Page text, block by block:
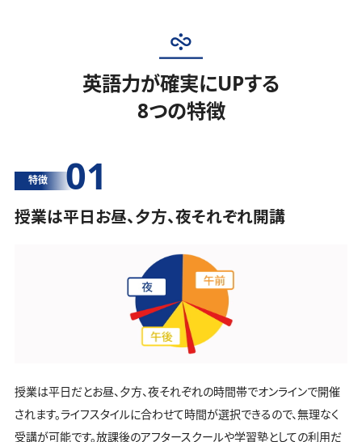
英語力が確実にUPする
8つの特徴
特徴 01
授業は平日お昼、夕方、夜それぞれ開講
授業は平日だとお昼、夕方、夜それぞれの時間帯でオンラインで開催
されます。ライフスタイルに合わせて時間が選択できるので、無理なく
受講が可能です。放課後のアフタースクールや学習塾としての利用だ